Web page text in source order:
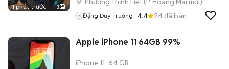
1 phút trước 3
Đặng Duy Truờng 4.4 24đã bán
Apple iPhone 11 64GB 99%
iPhone 11 64 GB